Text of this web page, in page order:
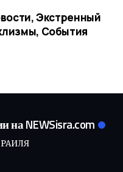
Экстренный
События
на NEWSisra.com